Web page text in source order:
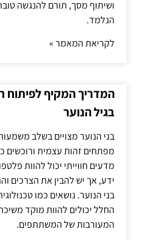
ושיתוף מסך, תורם להנגשה
הנלמד.
לקריאת המאמר »
המדריך המקיף לפיתוח
בגיל הנוער
בני הנוער מצויים בשלב
מפתחים זהות עצמית ורוכשים
מדעים חווייתי יכול להוות
ידע, אך יש להבין את הצרכים
בני הנוער. נושאים כמו
החלל יכולים להוות מוקד
המעורבות של המשתתפים.